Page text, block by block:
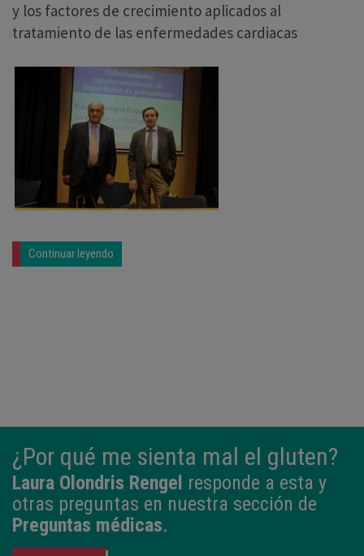
y los factores de crecimiento aplicados al
tratamiento de las enfermedades cardiacas
Continuar leyendo
¿Por qué me sienta mal el gluten?
Laura Olondris Rengel responde a esta y
otras preguntas en nuestra sección de
Preguntas médicas.